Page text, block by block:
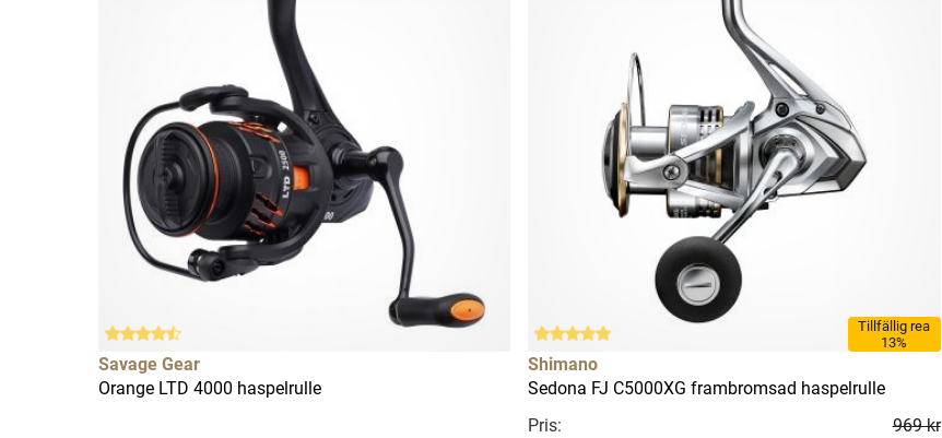
Savage Gear
Orange LTD 4000 haspelrulle
Tillfällig rea
13%
Shimano
Sedona FJ C5000XG frambromsad haspelrulle
Pris:
969 kr